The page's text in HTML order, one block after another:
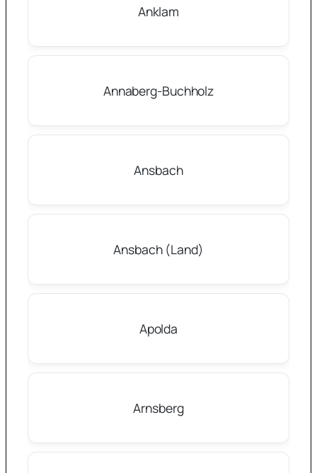
Anklam
Annaberg-Buchholz
Ansbach
Ansbach (Land)
Apolda
Arnsberg